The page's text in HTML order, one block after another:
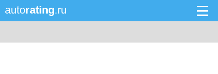
autorating.ru